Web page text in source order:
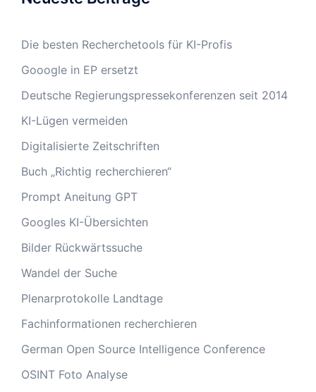
Die besten Recherchetools für KI-Profis
Gooogle in EP ersetzt
Deutsche Regierungspressekonferenzen seit 2014
KI-Lügen vermeiden
Digitalisierte Zeitschriften
Buch „Richtig recherchieren“
Prompt Aneitung GPT
Googles KI-Übersichten
Bilder Rückwärtssuche
Wandel der Suche
Plenarprotokolle Landtage
Fachinformationen recherchieren
German Open Source Intelligence Conference
OSINT Foto Analyse